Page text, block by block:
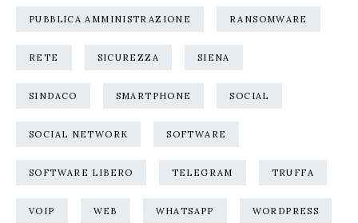
PUBBLICA AMMINISTRAZIONE RANSOMWARE
RETE SICUREZZA SIENA
SINDACO SMARTPHONE SOCIAL
SOCIAL NETWORK SOFTWARE
SOFTWARE LIBERO TELEGRAM TRUFFA
VOIP WEB WHATSAPP WORDPRESS